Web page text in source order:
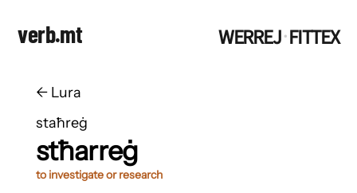
verb.mt WERREJ·FITTEX
← ​​Lura
staħreġ
stħarreġ
to investigate or research